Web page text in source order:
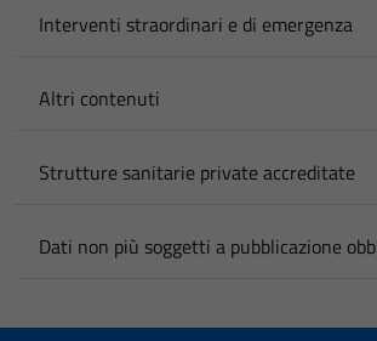
Interventi straordinari e di emergenza
Altri contenuti
Strutture sanitarie private accreditate
Dati non più soggetti a pubblicazione